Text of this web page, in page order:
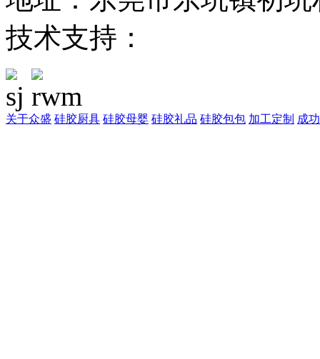
技术支持：
关于众盛 硅胶厨具 硅胶母婴 硅胶礼品 硅胶包包 加工定制 成